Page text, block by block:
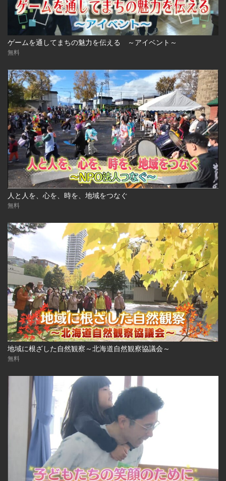
ゲームを通してまちの魅力を伝える ～アイベント～
無料
人と人を、心を、時を、地域をつなぐ
無料
地域に根ざした自然観察～北海道自然観察協議会～
無料